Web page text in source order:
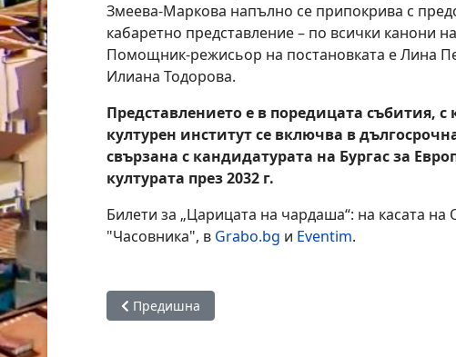
Змеева-Маркова напълно се припокрива с
кабаретно представление – по всички канони
Помощник-режисьор на постановката е Лина
Илиана Тодорова.
Представлението е в поредицата събития, с
културен институт се включва в
свързана с кандидатурата на Бургас за
културата през 2032 г.
Билети за „Царицата на чардаша“: на касата на
"Часовника", в Grabo.bg и Eventim.
Предишна статия: 19 културни инициативи
Предишна